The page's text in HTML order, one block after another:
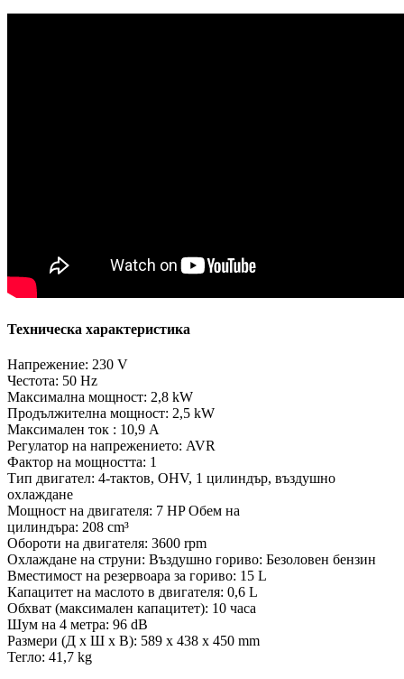
Техническа характеристика
Напрежение: 230 V
Честота: 50 Hz
Максимална мощност: 2,8 kW
Продължителна мощност: 2,5 kW
Максимален ток : 10,9 A
Регулатор на напрежението: AVR
Фактор на мощността: 1
Тип двигател: 4-тактов, OHV, 1 цилиндър, въздушно
охлаждане
Мощност на двигателя: 7 HP Обем на
цилиндъра: 208 cm³
Обороти на двигателя: 3600 rpm
Охлаждане на струни: Въздушно гориво: Безоловен бензин
Вместимост на резервоара за гориво: 15 L
Капацитет на маслото в двигателя: 0,6 L
Обхват (максимален капацитет): 10 часа
Шум на 4 метра: 96 dB
Размери (Д x Ш x В): 589 x 438 x 450 mm
Тегло: 41,7 kg